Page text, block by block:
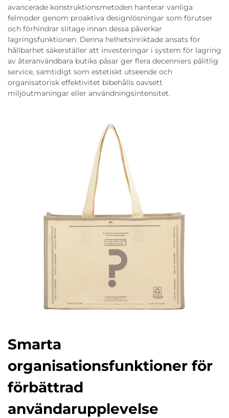
avancerade konstruktionsmetoden hanterar vanliga
felmoder genom proaktiva designlösningar som förutser
och förhindrar slitage innan dessa påverkar
lagringsfunktionen. Denna helhetsinriktade ansats för
hållbarhet säkerställer att investeringar i system för lagring
av återanvändbara butiks påsar ger flera decenniers pålitlig
service, samtidigt som estetiskt utseende och
organisatorisk effektivitet bibehålls oavsett
miljöutmaningar eller användningsintensitet.
Smarta
organisationsfunktioner för
förbättrad
användarupplevelse